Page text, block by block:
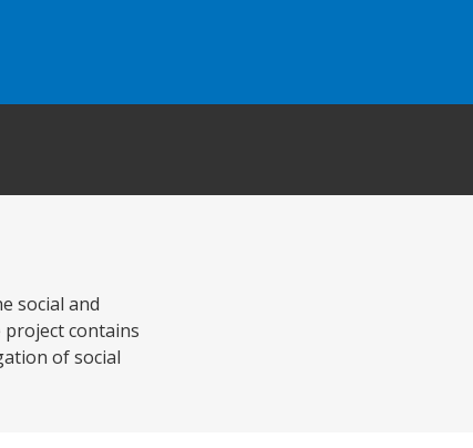
social and
contains
of social